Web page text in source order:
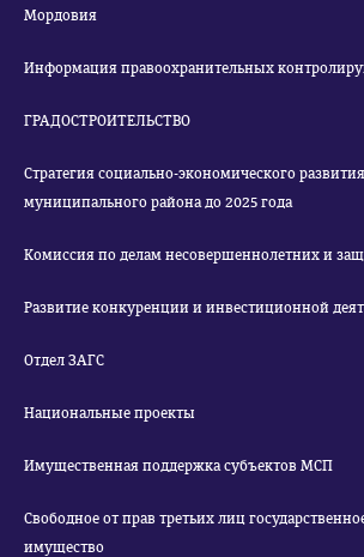
Мордовия
Информация правоохранительных
ГРАДОСТРОИТЕЛЬСТВО
Стратегия социально-экономического
муниципального района до 2025 года
Комиссия по делам несовершеннолетних и
Развитие конкуренции и инвестиционной
Отдел ЗАГС
Национальные проекты
Имущественная поддержка субъектов МСП
Свободное от прав третьих лиц
имущество